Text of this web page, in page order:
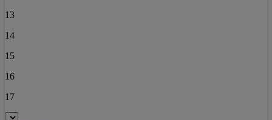
13
14
15
16
17